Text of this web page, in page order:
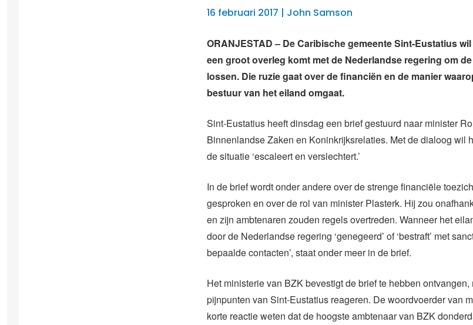
16 februari 2017 | John Samson
ORANJESTAD – De Caribische gemeente Sint-Eustatius
een groot overleg komt met de Nederlandse regering om
lossen. Die ruzie gaat over de financiën en de manier
bestuur van het eiland omgaat.
Sint-Eustatius heeft dinsdag een brief gestuurd naar minister
Binnenlandse Zaken en Koninkrijksrelaties. Met de dialoog wil
de situatie ‘escaleert en verslechtert.’
In de brief wordt onder andere over de strenge financiële
gesproken en over de rol van minister Plasterk. Hij zou
en zijn ambtenaren zouden regels overtreden. Wanneer het
door de Nederlandse regering ‘genegeerd’ of ‘bestraft’ met
bepaalde contacten’, staat onder meer in de brief.
Het ministerie van BZK bevestigt de brief te hebben
pijnpunten van Sint-Eustatius reageren. De woordvoerder van
korte reactie weten dat de hoogste ambtenaar van BZK